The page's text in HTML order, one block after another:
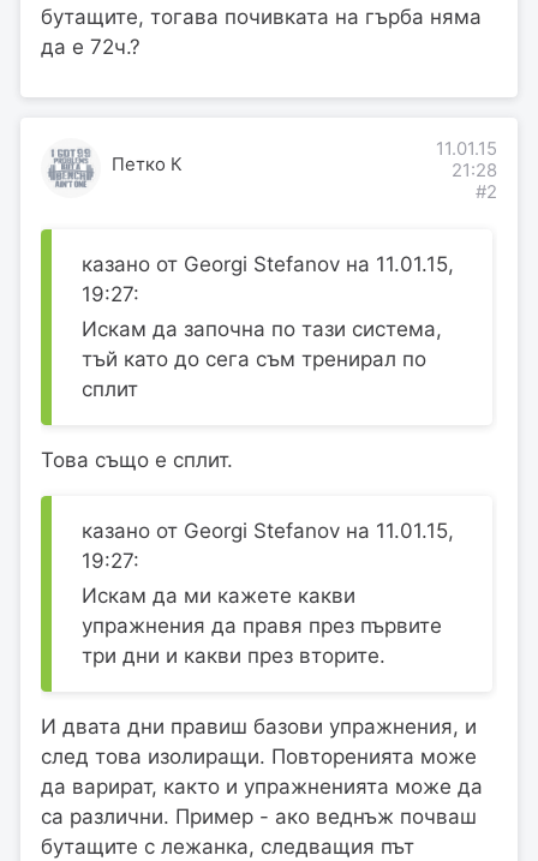
бутащите, тогава почивката на гърба няма
да е 72ч.?
Петко К
11.01.15
21:28
#2
казано от Georgi Stefanov на 11.01.15,
19:27:
Искам да започна по тази система,
тъй като до сега съм тренирал по
сплит
Това също е сплит.
казано от Georgi Stefanov на 11.01.15,
19:27:
Искам да ми кажете какви
упражнения да правя през първите
три дни и какви през вторите.
И двата дни правиш базови упражнения, и
след това изолиращи. Повторенията може
да варират, както и упражненията може да
са различни. Пример - ако веднъж почваш
бутащите с лежанка, следващия път